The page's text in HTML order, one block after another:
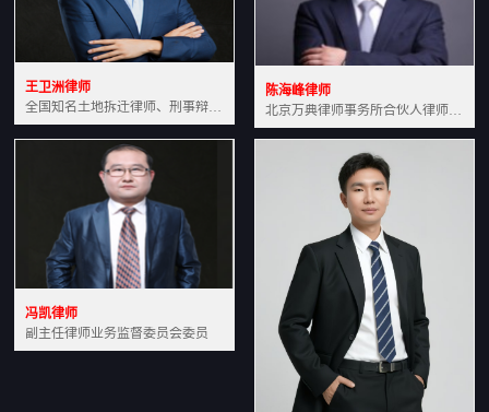
王卫洲律师
全国知名土地拆迁律师、刑事辩护律师北京万典律师事务所主任中国法学会会员北京市行政法研究会理事
陈海峰律师
北京万典律师事务所合伙人律师土地房产专业资深律师
冯凯律师
副主任律师业务监督委员会委员